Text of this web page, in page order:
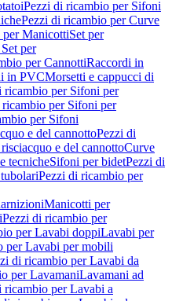
Pezzi di ricambio per Sifoni
Pezzi di ricambio per Curve
ManicottiSet per
per
per CannottiRaccordi in
in PVCMorsetti e cappucci di
ricambio per Sifoni per
per Sifoni per
per Sifoni
e del cannottoPezzi di
e del cannottoCurve
tecnicheSifoni per bidetPezzi di
Pezzi di ricambio per
Manicotti per
Pezzi di ricambio per
per Lavabi doppiLavabi per
per Lavabi per mobili
di ricambio per Lavabi da
per LavamaniLavamani ad
ricambio per Lavabi a